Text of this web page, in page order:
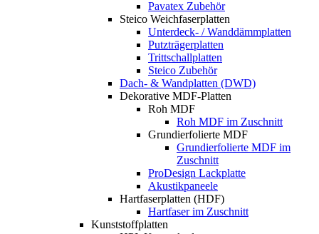
Pavatex Zubehör
Steico Weichfaserplatten
Unterdeck- / Wanddämmplatten
Putzträgerplatten
Trittschallplatten
Steico Zubehör
Dach- & Wandplatten (DWD)
Dekorative MDF-Platten
Roh MDF
Roh MDF im Zuschnitt
Grundierfolierte MDF
Grundierfolierte MDF im
Zuschnitt
ProDesign Lackplatte
Akustikpaneele
Hartfaserplatten (HDF)
Hartfaser im Zuschnitt
Kunststoffplatten